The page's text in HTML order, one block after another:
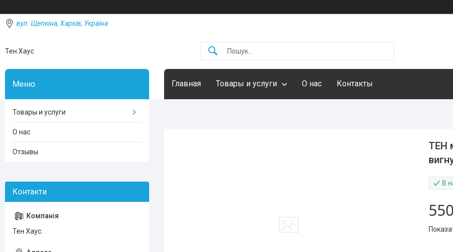
вул. Щепкіна, Харків, Україна
Тен Хаус
Главная Товары и услуги О нас Контакты
ТЕН
В
Товары и услуги
О нас
Отзывы
Тен Хаус.